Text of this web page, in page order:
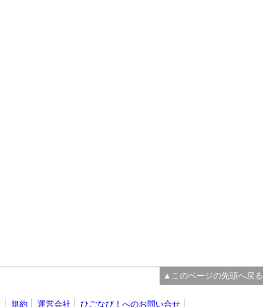
▲このページの先頭へ戻る
規約 運営会社 ひごなび！へのお問い合せ